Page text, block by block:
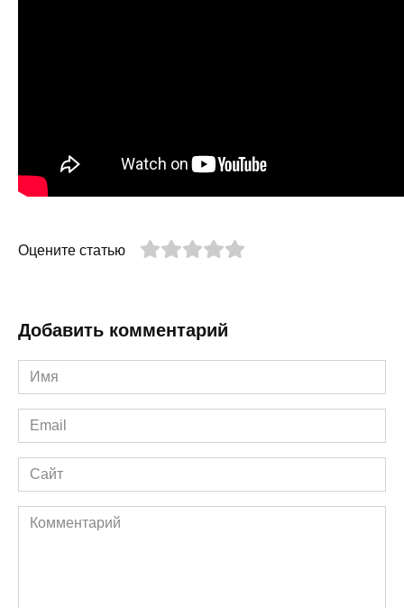
Оцените статью
Добавить комментарий
Имя
*
Email
*
Сайт
Комментарий